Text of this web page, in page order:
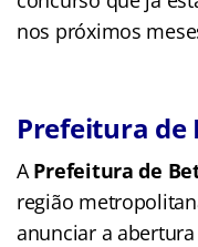
nos próximos
Prefeitura de
APrefeitura de
região
anunciar a